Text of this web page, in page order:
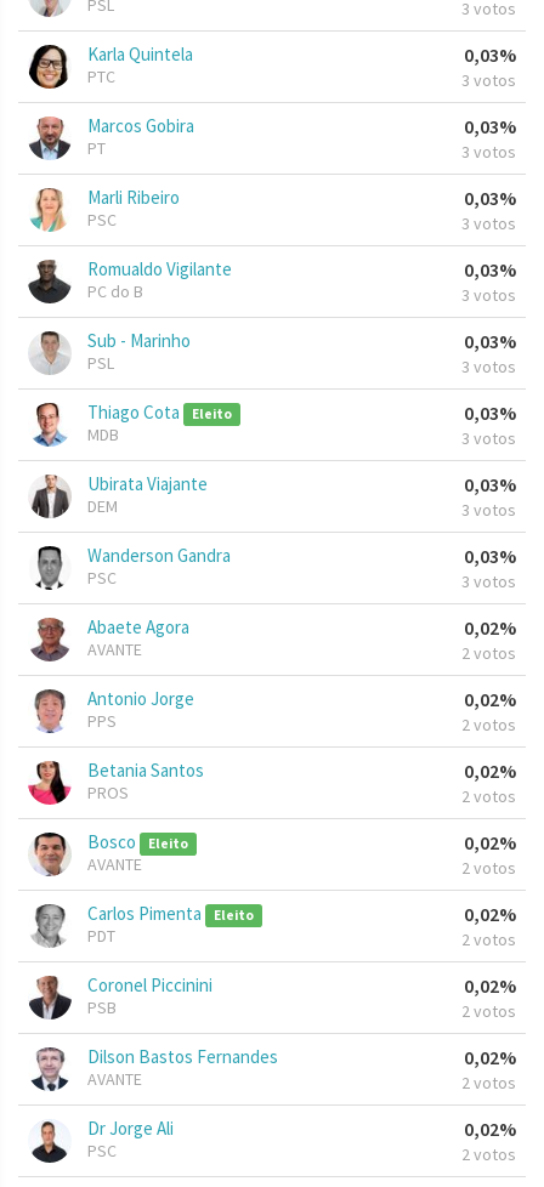
PSL 3 votos
Karla Quintela
PTC
0,03%
3 votos
Marcos Gobira
PT
0,03%
3 votos
Marli Ribeiro
PSC
0,03%
3 votos
Romualdo Vigilante
PC do B
0,03%
3 votos
Sub - Marinho
PSL
0,03%
3 votos
Thiago Cota Eleito
MDB
0,03%
3 votos
Ubirata Viajante
DEM
0,03%
3 votos
Wanderson Gandra
PSC
0,03%
3 votos
Abaete Agora
AVANTE
0,02%
2 votos
Antonio Jorge
PPS
0,02%
2 votos
Betania Santos
PROS
0,02%
2 votos
Bosco Eleito
AVANTE
0,02%
2 votos
Carlos Pimenta Eleito
PDT
0,02%
2 votos
Coronel Piccinini
PSB
0,02%
2 votos
Dilson Bastos Fernandes
AVANTE
0,02%
2 votos
Dr Jorge Ali
PSC
0,02%
2 votos